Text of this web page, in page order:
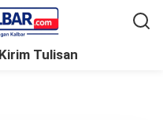
Kirim Tulisan